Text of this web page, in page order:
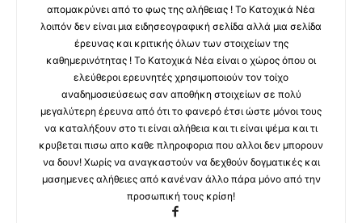
απομακρύνει από το φως της αλήθειας ! Το Κατοχικά Νέα
λοιπόν δεν είναι μια ειδησεογραφική σελίδα αλλά μια σελίδα
έρευνας και κριτικής όλων των στοιχείων της
καθημερινότητας ! Το Κατοχικά Νέα είναι ο χώρος όπου οι
ελεύθεροι ερευνητές χρησιμοποιούν τον τοίχο
αναδημοσιεύσεως σαν αποθήκη στοιχείων σε πολύ
μεγαλύτερη έρευνα από ότι το φανερό έτσι ώστε μόνοι τους
να καταλήξουν στο τι είναι αλήθεια και τι είναι ψέμα και τι
κρυβεται πισω απο καθε πληροφορια που αλλοι δεν μπορουν
να δουν! Χωρίς να αναγκαστούν να δεχθούν δογματικές και
μασημενες αλήθειες από κανέναν άλλο πάρα μόνο από την
προσωπική τους κρίση!